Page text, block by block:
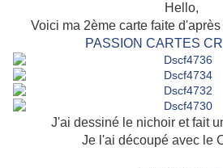
Hello,
Voici ma 2ème carte faite
PASSION CARTES
J'ai dessiné le nichoir et fait
Je l'ai découpé avec le